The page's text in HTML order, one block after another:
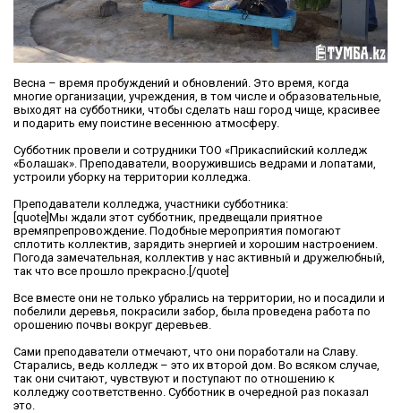
Весна – время пробуждений и обновлений. Это время, когда
многие организации, учреждения, в том числе и образовательные,
выходят на субботники, чтобы сделать наш город чище, красивее
и подарить ему поистине весеннюю атмосферу.
Субботник провели и сотрудники ТОО «Прикаспийский колледж
«Болашак». Преподаватели, вооружившись ведрами и лопатами,
устроили уборку на территории колледжа.
Преподаватели колледжа, участники субботника:
[quote]Мы ждали этот субботник, предвещали приятное
времяпрепровождение. Подобные мероприятия помогают
сплотить коллектив, зарядить энергией и хорошим настроением.
Погода замечательная, коллектив у нас активный и дружелюбный,
так что все прошло прекрасно.[/quote]
Все вместе они не только убрались на территории, но и посадили и
побелили деревья, покрасили забор, была проведена работа по
орошению почвы вокруг деревьев.
Сами преподаватели отмечают, что они поработали на Славу.
Старались, ведь колледж – это их второй дом. Во всяком случае,
так они считают, чувствуют и поступают по отношению к
колледжу соответственно. Субботник в очередной раз показал
это.